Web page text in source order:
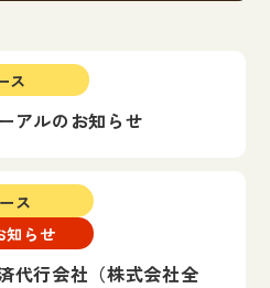
ス
アルのお知らせ
ス
知らせ
代行会社（株式会社全